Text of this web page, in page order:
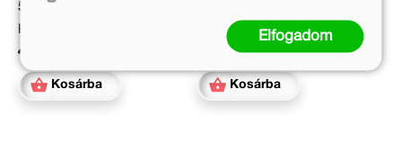
5 499 Ft
Kötött ár:
4 949 Ft
Kosárba
Online ár:
2 459 Ft
Kosárba
Elfogadom